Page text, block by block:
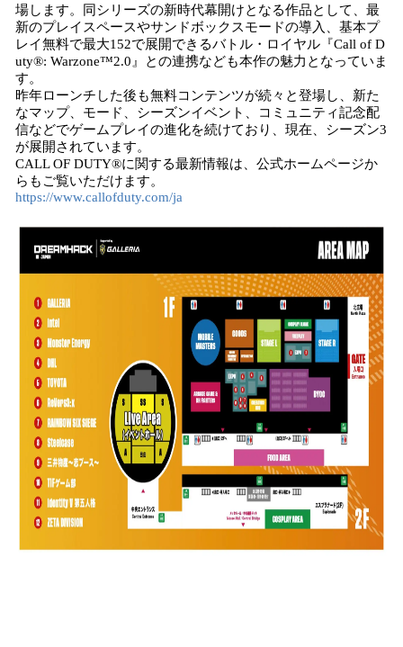
場します。同シリーズの新時代幕開けとなる作品として、最
新のプレイスペースやサンドボックスモードの導入、基本プ
レイ無料で最大152で展開できるバトル・ロイヤル『Call of D
uty®: Warzone™2.0』との連携なども本作の魅力となっていま
す。
昨年ローンチした後も無料コンテンツが続々と登場し、新た
なマップ、モード、シーズンイベント、コミュニティ記念配
信などでゲームプレイの進化を続けており、現在、シーズン3
が展開されています。
CALL OF DUTY®に関する最新情報は、公式ホームページか
らもご覧いただけます。
https://www.callofduty.com/ja